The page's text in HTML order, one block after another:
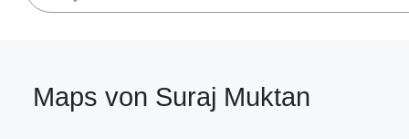
Maps von Suraj Muktan